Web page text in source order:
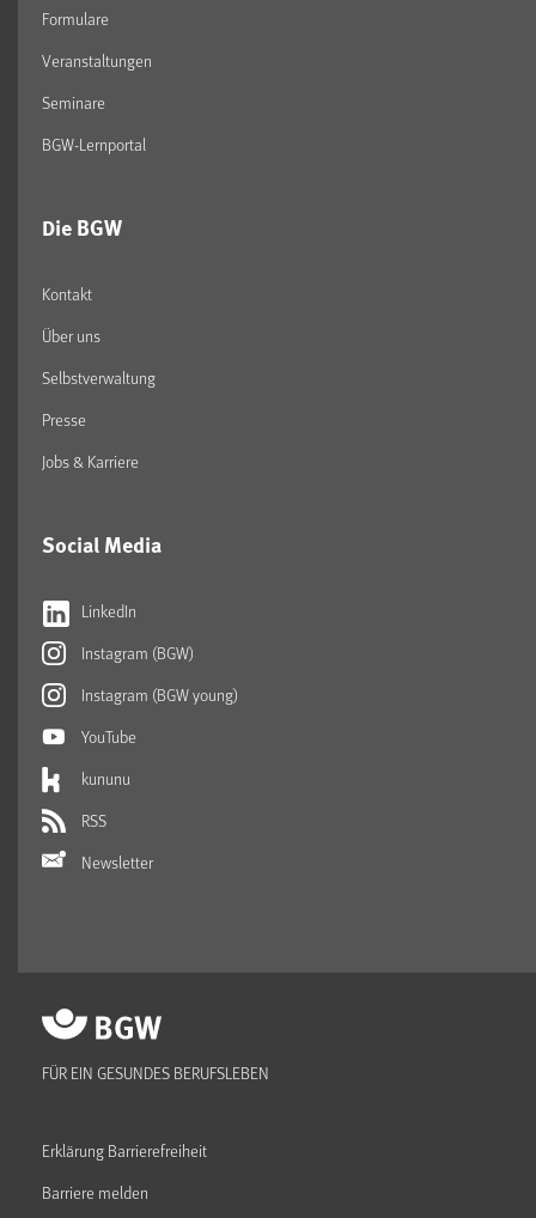
Formulare
Veranstaltungen
Seminare
BGW-Lernportal
Die BGW
Kontakt
Über uns
Selbstverwaltung
Presse
Jobs & Karriere
Social Media
LinkedIn
Instagram (BGW)
Instagram (BGW young)
YouTube
kununu
RSS
Newsletter
FÜR EIN GESUNDES BERUFSLEBEN
Erklärung Barrierefreiheit
Barriere melden